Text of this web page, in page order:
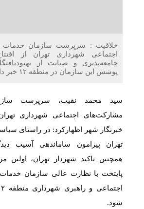
خلاقیت : سرپرست سازمان خدمات
اجتماعی شهرداری تهران از
جامعه‌پذیری و صیانت از
پوشش این سازمان در منطقه ۱۲ خبر داد.
سید محمد نقیب، سرپرست
مشارکت‌های اجتماعی شهرداری
خبرنگار شهر اظهارکرد: در راستای
تهران پیرامون ساماندهی آسیب
همچنین تاکید شهردار تهران، اولین
پایتخت با نظارت عالی سازمان
شود.